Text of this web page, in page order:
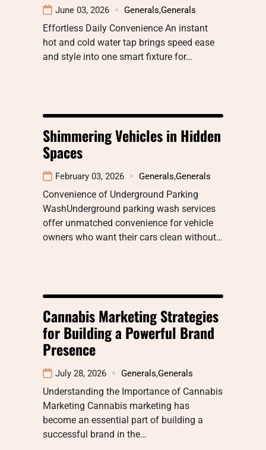
June 03, 2026 Generals,Generals
Effortless Daily Convenience An instant
hot and cold water tap brings speed ease
and style into one smart fixture for…
Shimmering Vehicles in Hidden
Spaces
February 03, 2026 Generals,Generals
Convenience of Underground Parking
WashUnderground parking wash services
offer unmatched convenience for vehicle
owners who want their cars clean without…
Cannabis Marketing Strategies
for Building a Powerful Brand
Presence
July 28, 2026 Generals,Generals
Understanding the Importance of Cannabis
Marketing Cannabis marketing has
become an essential part of building a
successful brand in the…